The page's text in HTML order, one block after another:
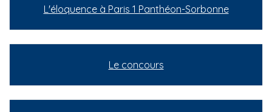
L'éloquence à Paris 1 Panthéon-Sorbonne
Le concours